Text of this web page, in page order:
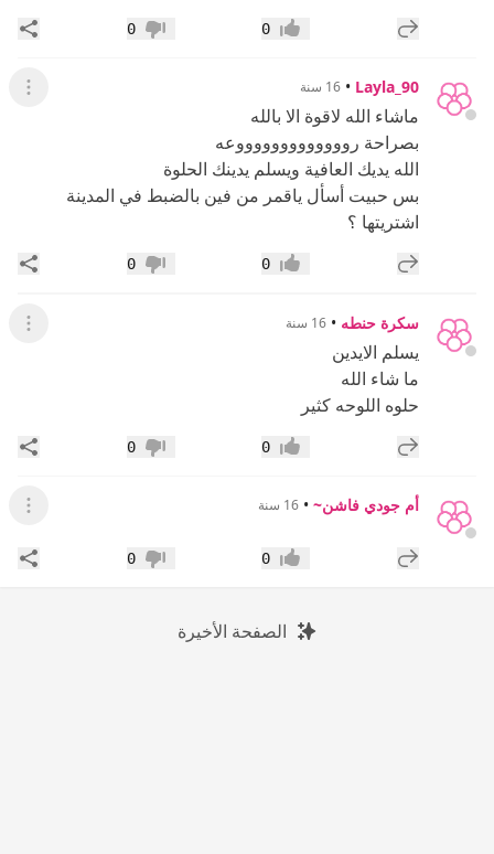
إضافة رد جديد إعجاب0 عدم إعجاب
0
Layla_90
• 16 سنة عرض
ماشاء الله لاقوة الا بالله
بصراحة روووووووووووووعه
الله يديك العافية ويسلم يدينك الحلوة
بس حبيت أسأل ياقمر من فين بالضبط في المدينة
اشتريتها ؟
إضافة رد جديد إعجاب0 عدم إعجاب
0
سكرة حنطه • 16 سنة عرض
يسلم الايدين
ما شاء الله
حلوه اللوحه كثير
إضافة رد جديد إعجاب0 عدم إعجاب
0
أم جودي فاشن~ • 16 سنة عرض
إضافة رد جديد إعجاب0 عدم إعجاب
0
الصفحة الأخيرة